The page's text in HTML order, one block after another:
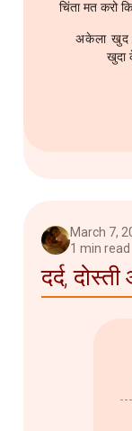
चिंता मत करो
अकेला खुद
खुदा
March 7,
1 min read
दर्द,